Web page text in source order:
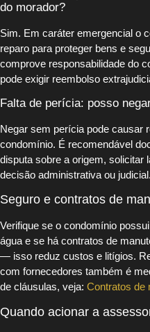
do morador?
Sim. Em caráter emergencial o
reparo para proteger bens e
comprove responsabilidade do
pode exigir reembolso
Falta de perícia: posso
Negar sem perícia pode causar
condomínio. É recomendável
disputa sobre a origem, solicitar
decisão administrativa ou judicial.
Seguro e contratos de
Verifique se o condomínio
água e se há contratos de
— isso reduz custos e litígios.
com fornecedores também é
de cláusulas, veja: Contratos de
Quando acionar a